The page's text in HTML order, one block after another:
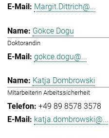
Margit.Dittrich@...
Gökce Dogu
Doktorandin
gokce.dogu@...
Katja Dombrowski
Mitarbeiterin Arbeitssicherheit
+49 89 8578 3578
katja.dombrowski@...